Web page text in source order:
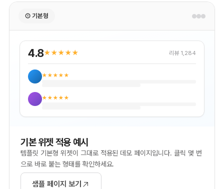
① 기본형
4.8★★★★★ 리뷰 1,284
★★★★★
★★★★★
기본 위젯 적용 예시
템플릿 기본형 위젯이 그대로 적용된 데모 페이지입니다. 클릭 몇 번
으로 바로 붙는 형태를 확인하세요.
샘플 페이지 보기